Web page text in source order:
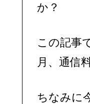
か？
この記事
ちなみに